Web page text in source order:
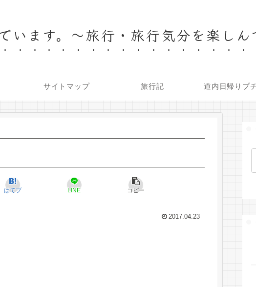
います。～旅行・旅行気分を楽しん
サイトマップ 旅行記 道内日帰りプ
はてブ LINE コピー
2017.04.23